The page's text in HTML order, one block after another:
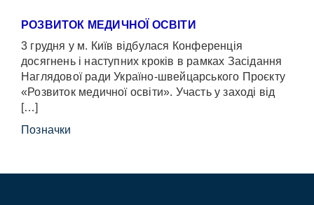
РОЗВИТОК МЕДИЧНОЇ ОСВІТИ
3 грудня у м. Київ відбулася Конференція
досягнень і наступних кроків в рамках Засідання
Наглядової ради Україно-швейцарського Проєкту
«Розвиток медичної освіти». Участь у заході від
[…]
Позначки